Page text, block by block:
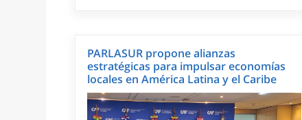
PARLASUR propone alianzas
estratégicas para impulsar economías
locales en América Latina y el Caribe